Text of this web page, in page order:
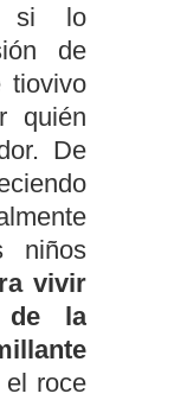
si lo
de
tiovivo
quién
De
niños
vivir
de la
roce